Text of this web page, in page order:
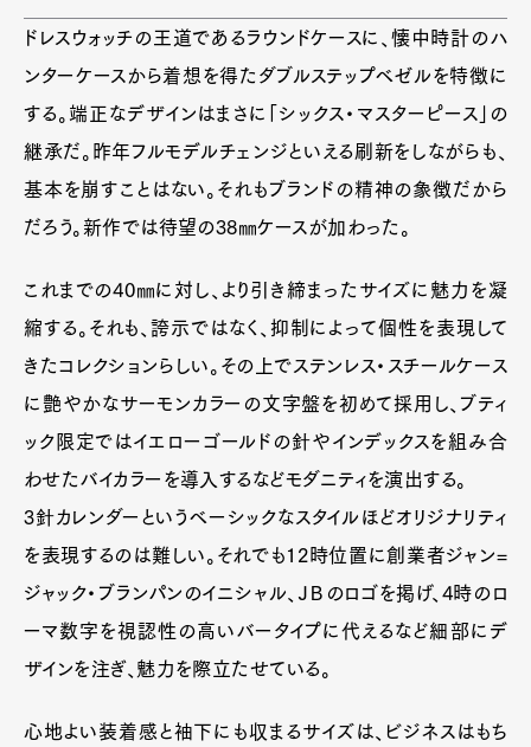
ドレスウォッチの王道であるラウンドケースに、懐中時計のハ
ンターケースから着想を得たダブルステップベゼルを特徴に
する。端正なデザインはまさに「シックス・マスターピース」の
継承だ。昨年フルモデルチェンジといえる刷新をしながらも、
基本を崩すことはない。それもブランドの精神の象徴だから
だろう。新作では待望の38㎜ケースが加わった。
これまでの40㎜に対し、より引き締まったサイズに魅力を凝
縮する。それも、誇示ではなく、抑制によって個性を表現して
きたコレクションらしい。その上でステンレス・スチールケース
に艶やかなサーモンカラーの文字盤を初めて採用し、ブティ
ック限定ではイエローゴールドの針やインデックスを組み合
わせたバイカラーを導入するなどモダニティを演出する。
3針カレンダーというベーシックなスタイルほどオリジナリティ
を表現するのは難しい。それでも12時位置に創業者ジャン=
ジャック・ブランパンのイニシャル、ＪＢのロゴを掲げ、4時のロ
ーマ数字を視認性の高いバータイプに代えるなど細部にデ
ザインを注ぎ、魅力を際立たせている。
心地よい装着感と袖下にも収まるサイズは、ビジネスはもち